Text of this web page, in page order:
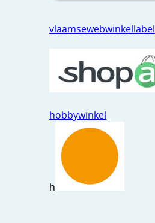
vlaamsewebwinkellabel
hobbywinkel
h